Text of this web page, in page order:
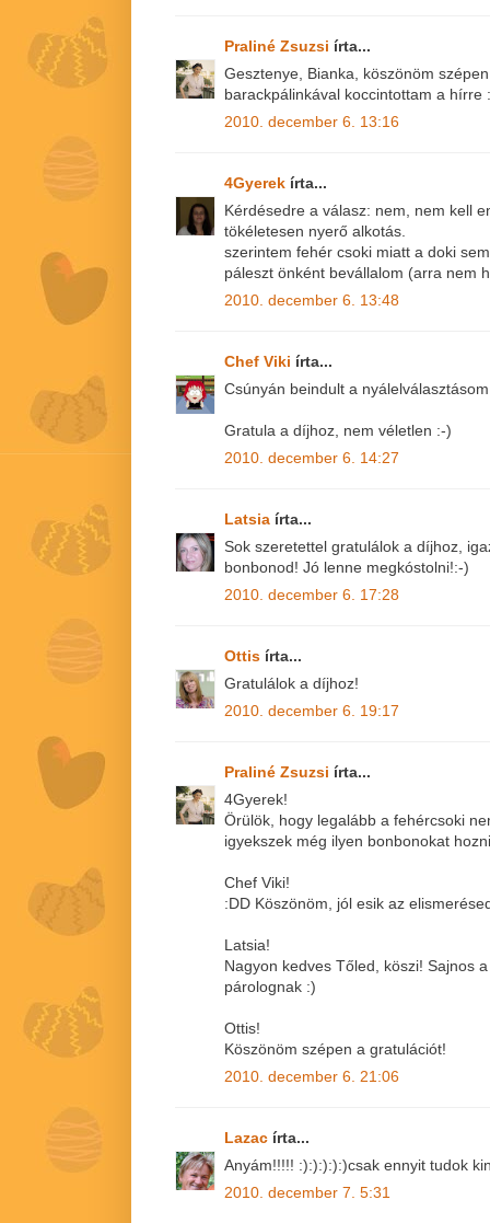
Praliné Zsuzsi írta...
Gesztenye, Bianka, köszönöm
barackpálinkával koccintottam a hírre
2010. december 6. 13:16
4Gyerek írta...
Kérdésedre a válasz: nem, nem kell
tökéletesen nyerő alkotás.
szerintem fehér csoki miatt a doki
páleszt önként bevállalom (arra nem
2010. december 6. 13:48
Chef Viki írta...
Csúnyán beindult a
Gratula a díjhoz, nem véletlen :-)
2010. december 6. 14:27
Latsia írta...
Sok szeretettel gratulálok a díjhoz,
bonbonod! Jó lenne megkóstolni!:-)
2010. december 6. 17:28
Ottis írta...
Gratulálok a díjhoz!
2010. december 6. 19:17
Praliné Zsuzsi írta...
4Gyerek!
Örülök, hogy legalább a fehércsoki
igyekszek még ilyen bonbonokat
Chef Viki!
:DD Köszönöm, jól esik az
Latsia!
Nagyon kedves Tőled, köszi! Sajnos
párolognak :)
Ottis!
Köszönöm szépen a gratulációt!
2010. december 6. 21:06
Lazac írta...
Anyám!!!!! :):):):):)csak ennyit tudok
2010. december 7. 5:31